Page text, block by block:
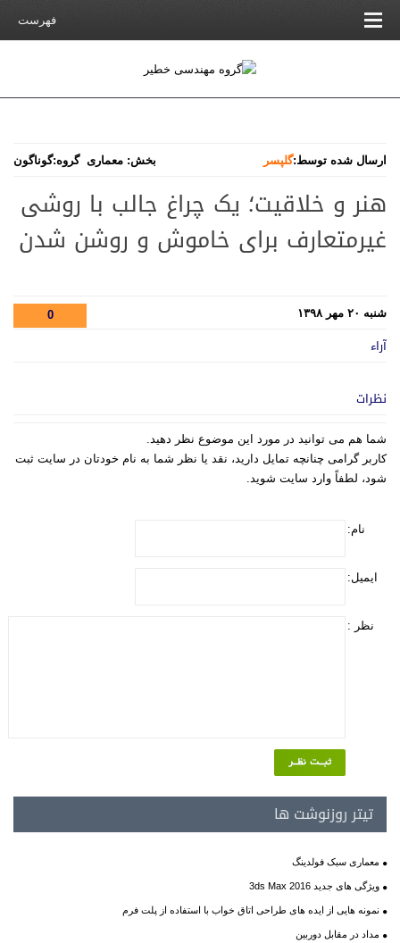
فهرست
ارسال شده توسط:گلپسر بخش: معماری گروه:گوناگون
هنر و خلاقیت؛ یک چراغ جالب با روشی
غیرمتعارف برای خاموش و روشن شدن
شنبه ۲۰ مهر ۱۳۹۸ 0
آراء
نظرات
شما هم می توانید در مورد این موضوع نظر دهید.
کاربر گرامی چنانچه تمایل دارید، نقد یا نظر شما به نام خودتان در سایت ثبت
شود، لطفاً وارد سایت شوید.
نام:
ایمیل:
نظر :
تیتر روزنوشت ها
معماری سبک فولدینگ
ویژگی های جدید 3ds Max 2016
نمونه هایی از ایده های طراحی اتاق خواب با استفاده از پلت فرم
مداد در مقابل دوربین